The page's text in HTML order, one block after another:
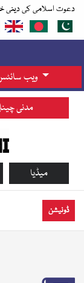
دعوت اسلامی کی دینی
ویب
مدنی
میڈیا
ڈونیشن